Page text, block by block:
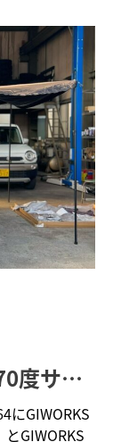
度サイ
性能を
にGIWORKS
GIWORKS